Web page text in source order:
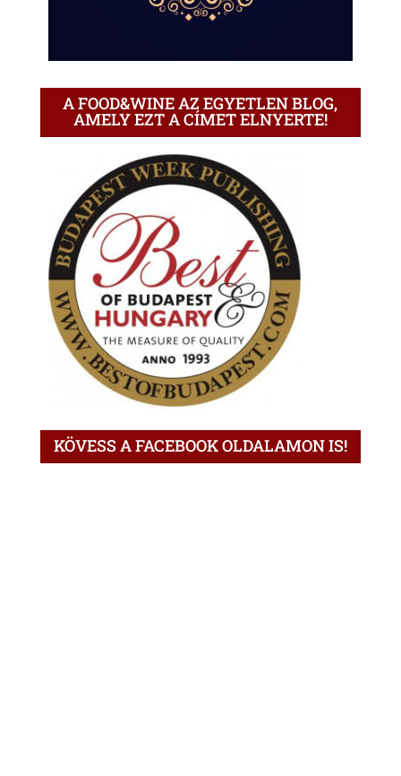
A FOOD&WINE AZ EGYETLEN BLOG,
AMELY EZT A CÍMET ELNYERTE!
KÖVESS A FACEBOOK OLDALAMON IS!